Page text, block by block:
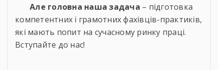
Але головна наша задача – підготовка
компетентних і грамотних фахівців-практиків,
які мають попит на сучасному ринку праці.
Вступайте до нас!